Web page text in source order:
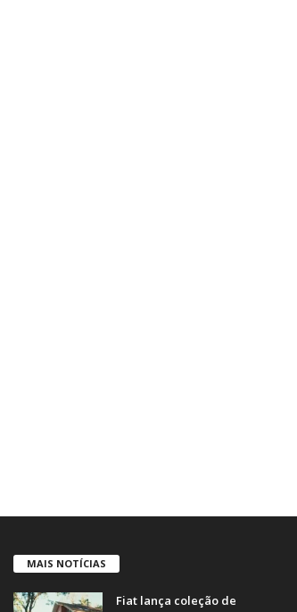
MAIS NOTÍCIAS
Fiat lança coleção de